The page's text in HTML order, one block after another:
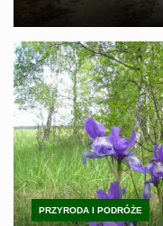
PRZYRODA I PODRÓŻE